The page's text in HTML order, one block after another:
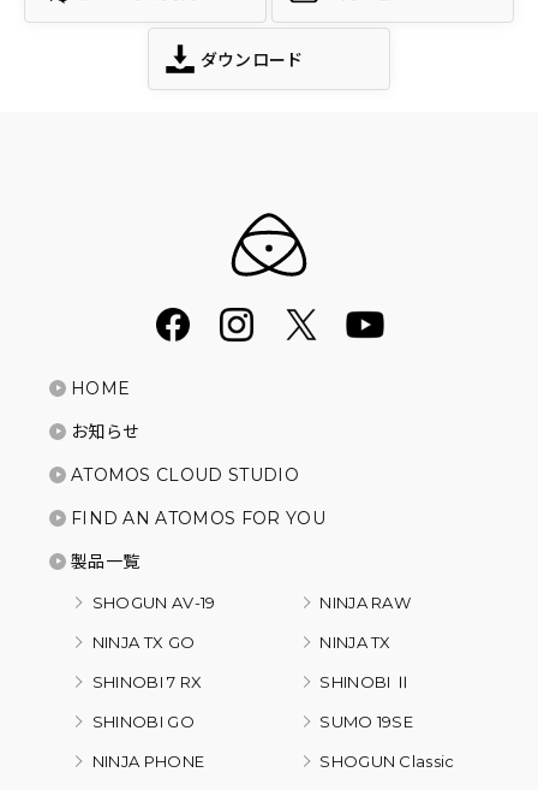
ダウンロード
HOME
お知らせ
ATOMOS CLOUD STUDIO
FIND AN ATOMOS FOR YOU
製品一覧
SHOGUN AV-19 NINJA RAW
NINJA TX GO NINJA TX
SHINOBI 7 RX SHINOBI Ⅱ
SHINOBI GO SUMO 19SE
NINJA PHONE SHOGUN Classic